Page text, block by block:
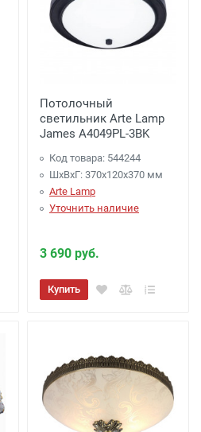
Потолочный
светильник Arte Lamp
James A4049PL-3BK
Код товара: 544244
ШхВхГ: 370x120x370 мм
Arte Lamp
Уточнить наличие
3 690 руб.
Купить